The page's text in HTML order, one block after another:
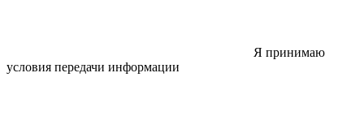
Я принимаю
условия передачи информации